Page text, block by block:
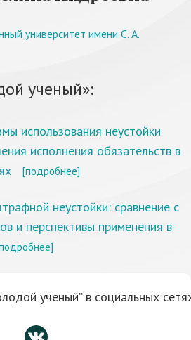
университет имени С. А.
ученый»:
использования неустойки
исполнения обязательств в
[подробнее]
неустойки: сравнение с
и перспективы применения в
ученый” в социальных